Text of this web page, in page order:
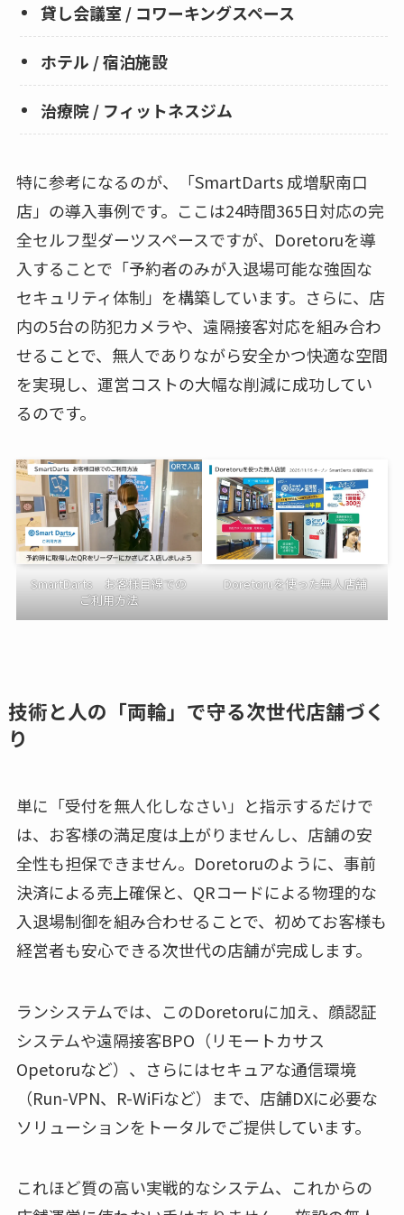
貸し会議室 / コワーキングスペース
ホテル / 宿泊施設
治療院 / フィットネスジム
特に参考になるのが、「SmartDarts 成増駅南口
店」の導入事例です。ここは24時間365日対応の完
全セルフ型ダーツスペースですが、Doretoruを導
入することで「予約者のみが入退場可能な強固な
セキュリティ体制」を構築しています。さらに、店
内の5台の防犯カメラや、遠隔接客対応を組み合わ
せることで、無人でありながら安全かつ快適な空間
を実現し、運営コストの大幅な削減に成功してい
るのです。
SmartDarts お客様目線での
ご利用方法
Doretoruを使った無人店舗
技術と人の「両輪」で守る次世代店舗づく
り
単に「受付を無人化しなさい」と指示するだけで
は、お客様の満足度は上がりませんし、店舗の安
全性も担保できません。Doretoruのように、事前
決済による売上確保と、QRコードによる物理的な
入退場制御を組み合わせることで、初めてお客様も
経営者も安心できる次世代の店舗が完成します。
ランシステムでは、このDoretoruに加え、顔認証
システムや遠隔接客BPO（リモートカサス
Opetoruなど）、さらにはセキュアな通信環境
（Run-VPN、R-WiFiなど）まで、店舗DXに必要な
ソリューションをトータルでご提供しています。
これほど質の高い実戦的なシステム、これからの